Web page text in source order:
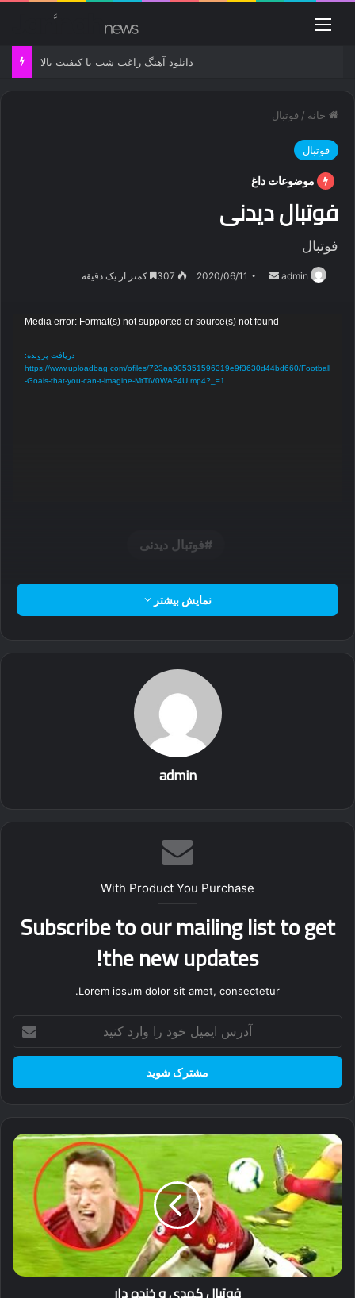
منو
دانلود آهنگ راغب شب با کیفیت بالا
خانه / فوتبال
فوتبال
موضوعات داغ
فوتبال دیدنی
فوتبال
admin
ارسال2020/06/11 کمتر از یک دقیقه
Media error: Format(s) not supported or source(s) not found
دریافت پرونده:
https://www.uploadbag.com/ofiles/723aa905351596319e9f3630d44bd660/Football
-Goals-that-you-can-t-imagine-MtTiV0WAF4U.mp4?_=1
فوتبال دیدنی
نمایش بیشتر
admin
With Product You Purchase
Subscribe to our mailing list to get
the new updates!
Lorem ipsum dolor sit amet, consectetur.
خود
وارد
فوتبال
کمدی
و
خنده
دار